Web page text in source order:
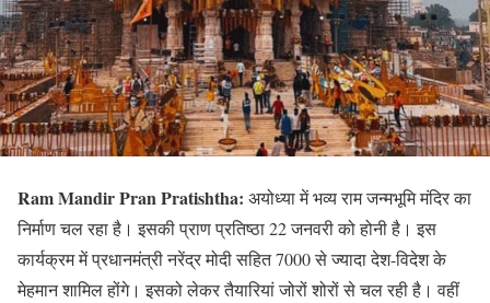
Ram Mandir Pran Pratishtha: अयोध्या में भव्य राम जन्मभूमि मंदिर का
निर्माण चल रहा है। इसकी प्राण प्रतिष्ठा 22 जनवरी को होनी है। इस
कार्यक्रम में प्रधानमंत्री नरेंद्र मोदी सहित 7000 से ज्यादा देश-विदेश के
मेहमान शामिल होंगे। इसको लेकर तैयारियां जोरों शोरों से चल रही है। वहीं